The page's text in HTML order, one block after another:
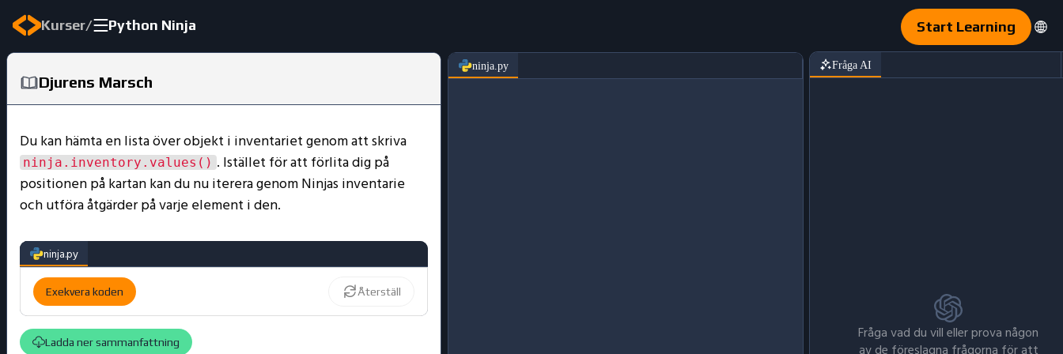
Kurser/ Python Ninja Start Learning
Djurens Marsch
Du kan hämta en lista över objekt i inventariet genom att skriva
ninja.inventory.values() . Istället för att förlita dig på
positionen på kartan kan du nu iterera genom Ninjas inventarie
och utföra åtgärder på varje element i den.
ninja.py
Exekvera koden Återställ
Ladda ner sammanfattning
ninja.py Fråga AI
Fråga vad du vill eller prova någon